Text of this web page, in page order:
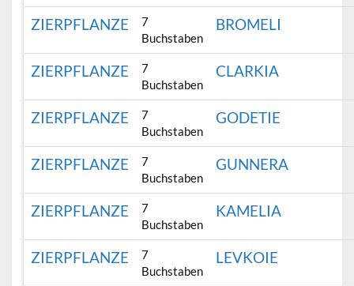
ZIERPFLANZE
7
Buchstaben
BROMELI
ZIERPFLANZE
7
Buchstaben
CLARKIA
ZIERPFLANZE
7
Buchstaben
GODETIE
ZIERPFLANZE
7
Buchstaben
GUNNERA
ZIERPFLANZE
7
Buchstaben
KAMELIA
ZIERPFLANZE
7
Buchstaben
LEVKOIE